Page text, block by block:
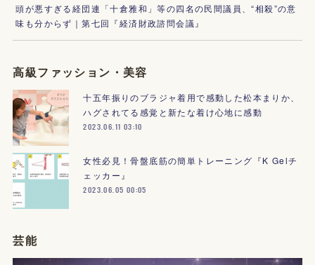
頭が悪すぎる経団連「十倉雅和」等の四名の民間議員、“相殺”の意
味も分からず｜第七回『経済財政諮問会議』
高級ファッション・美容
十五年振りのブラジャ着用で感動した松本まりか、
ハグされてる感覚と新たな着け心地に感動
2023.06.11 03:10
女性必見！骨盤底筋の簡単トレーニング『K Gelチ
ェッカー』
2023.06.05 00:05
芸能